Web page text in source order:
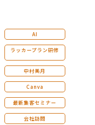
AI
ラッカープラン研修
中村美月
Canva
最新集客セミナー
会社訪問